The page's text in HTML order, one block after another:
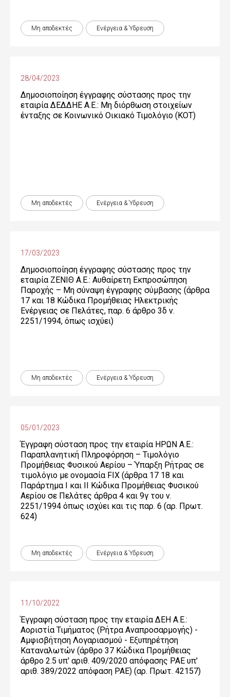
Μη αποδεκτές Ενέργεια & Ύδρευση
28/04/2023
Δημοσιοποίηση έγγραφης σύστασης προς την
εταιρία ΔΕΔΔΗΕ Α.Ε.: Μη διόρθωση στοιχείων
ένταξης σε Κοινωνικό Οικιακό Τιμολόγιο (ΚΟΤ)
Μη αποδεκτές Ενέργεια & Ύδρευση
17/03/2023
Δημοσιοποίηση έγγραφης σύστασης προς την
εταιρία ΖΕΝΙΘ Α.Ε.: Αυθαίρετη Εκπροσώπηση
Παροχής – Μη σύναψη έγγραφης σύμβασης (άρθρα
17 και 18 Κώδικα Προμήθειας Ηλεκτρικής
Ενέργειας σε Πελάτες, παρ. 6 άρθρο 3δ ν.
2251/1994, όπως ισχύει)
Μη αποδεκτές Ενέργεια & Ύδρευση
05/01/2023
Έγγραφη σύσταση προς την εταιρία ΗΡΩΝ Α.Ε.:
Παραπλανητική Πληροφόρηση – Τιμολόγιο
Προμήθειας Φυσικού Αερίου – Ύπαρξη Ρήτρας σε
τιμολόγιο με ονομασία FIX (άρθρα 17 18 και
Παράρτημα Ι και ΙΙ Κώδικα Προμήθειας Φυσικού
Αερίου σε Πελάτες άρθρα 4 και 9γ του ν.
2251/1994 όπως ισχύει και τις παρ. 6 (αρ. Πρωτ.
624)
Μη αποδεκτές Ενέργεια & Ύδρευση
11/10/2022
Έγγραφη σύσταση προς την εταιρία ΔΕΗ Α.Ε.:
Αοριστία Τιμήματος (Ρήτρα Αναπροσαρμογής) -
Αμφισβήτηση Λογαριασμού - Εξυπηρέτηση
Καταναλωτών (άρθρο 37 Κώδικα Προμήθειας
άρθρο 2.5 υπ' αριθ. 409/2020 απόφασης ΡΑΕ υπ'
αριθ. 389/2022 απόφαση ΡΑΕ) (αρ. Πρωτ. 42157)